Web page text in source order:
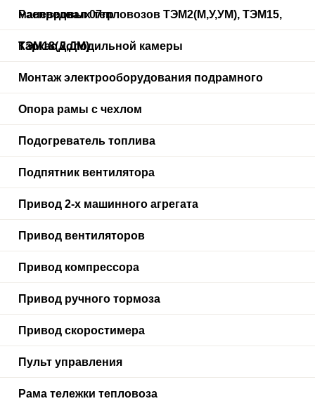
маневровых тепловозов ТЭМ2(М,У,УМ), ТЭМ15,
ТЭМ18(Д,ДМ)
Распредвал 07гр
Каркас холодильной камеры
Монтаж электрооборудования подрамного
Опора рамы с чехлом
Подогреватель топлива
Подпятник вентилятора
Привод 2-х машинного агрегата
Привод вентиляторов
Привод компрессора
Привод ручного тормоза
Привод скоростимера
Пульт управления
Рама тележки тепловоза